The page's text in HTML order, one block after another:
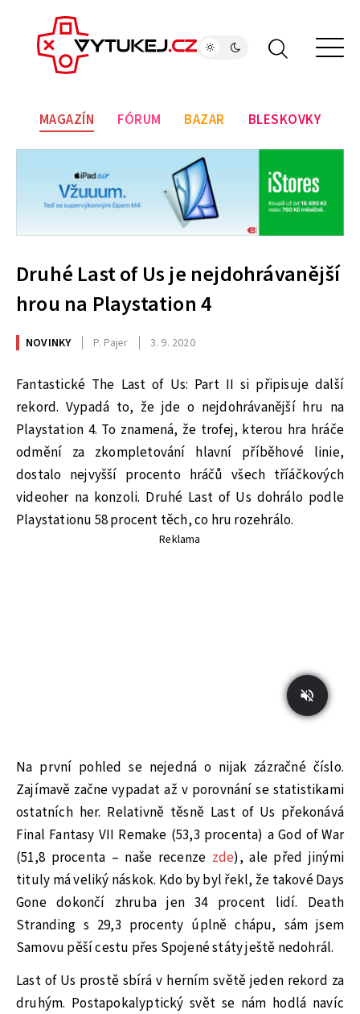
MAGAZÍN FÓRUM BAZAR BLESKOVKY
Druhé Last of Us je nejdohrávanější
hrou na Playstation 4
NOVINKY P. Pajer 3. 9. 2020
Fantastické The Last of Us: Part II si připisuje další
rekord. Vypadá to, že jde o nejdohrávanější hru na
Playstation 4. To znamená, že trofej, kterou hra hráče
odmění za zkompletování hlavní příběhové linie,
dostalo nejvyšší procento hráčů všech tříáčkových
videoher na konzoli. Druhé Last of Us dohrálo podle
Playstationu 58 procent těch, co hru rozehrálo.
Reklama
Na první pohled se nejedná o nijak zázračné číslo.
Zajímavě začne vypadat až v porovnání se statistikami
ostatních her. Relativně těsně Last of Us překonává
Final Fantasy VII Remake (53,3 procenta) a God of War
(51,8 procenta – naše recenze zde), ale před jinými
tituly má veliký náskok. Kdo by byl řekl, že takové Days
Gone dokončí zhruba jen 34 procent lidí. Death
Stranding s 29,3 procenty úplně chápu, sám jsem
Samovu pěší cestu přes Spojené státy ještě nedohrál.
Last of Us prostě sbírá v herním světě jeden rekord za
druhým. Postapokalyptický svět se nám hodlá navíc